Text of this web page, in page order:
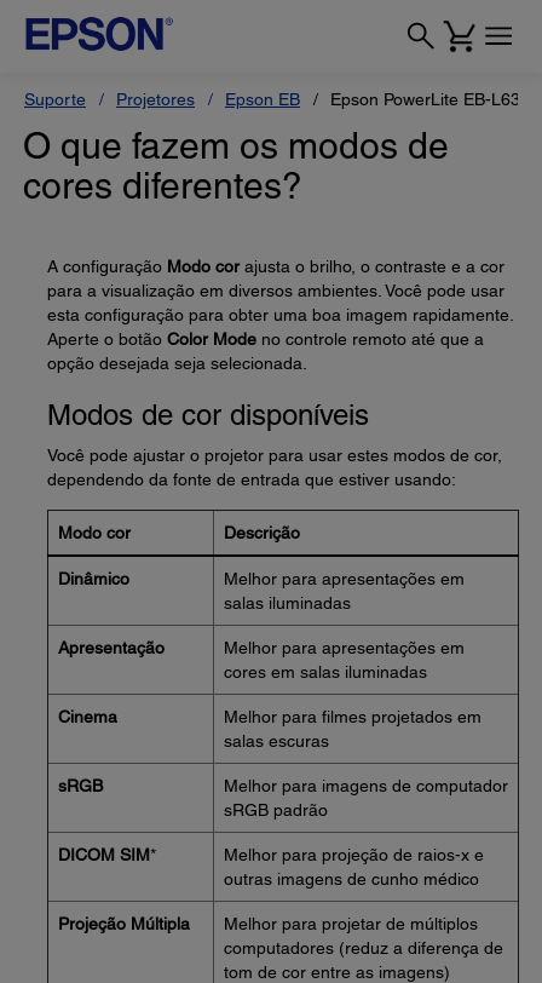
Suporte Projetores Epson EB Epson PowerLite EB-
O que fazem os modos de
cores diferentes?
A configuração Modo corajusta o brilho, o contraste e a cor
para a visualização em diversos ambientes. Você pode usar
esta configuração para obter uma boa imagem rapidamente.
Aperte o botão Color Mode no controle remoto até que a
opção desejada seja selecionada.
Modos de cor disponíveis
Você pode ajustar o projetor para usar estes modos de cor,
dependendo da fonte de entrada que estiver usando:
Modo cor Descrição
Dinâmico
Melhor para apresentações em
salas iluminadas
Apresentação
Melhor para apresentações em
cores em salas iluminadas
Cinema
Melhor para filmes projetados em
salas escuras
sRGB
Melhor para imagens de computador
sRGB padrão
DICOM SIM*
Melhor para projeção de raios-x e
outras imagens de cunho médico
Projeção Múltipla
Melhor para projetar de múltiplos
computadores (reduz a diferença de
tom de cor entre as imagens)